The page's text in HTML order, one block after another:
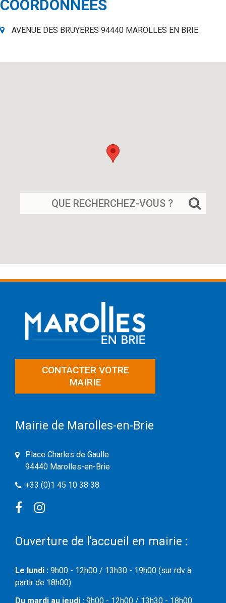
Rechercher
COORDONNÉES
AVENUE DES BRUYERES 94440 MAROLLES EN BRIE
CONTACTER VOTRE
MAIRIE
Mairie de Marolles-en-Brie
Place Charles de Gaulle
94440 Marolles-en-Brie
+33 (0)1 45 10 38 38
FacebookInstagram
Ouverture de l'accueil en mairie :
Le lundi : 9h00 - 12h00 / 13h30 - 19h00 (sur rdv à
partir de 18h00)
Du mardi au jeudi : 9h00 - 12h00 / 13h30 - 18h00